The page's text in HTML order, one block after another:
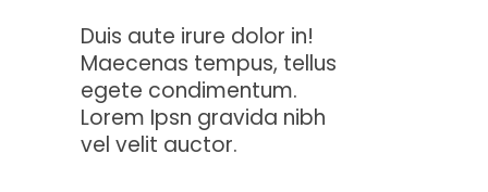
Duis aute irure dolor in!
Maecenas tempus, tellus
egete condimentum.
Lorem Ipsn gravida nibh
vel velit auctor.